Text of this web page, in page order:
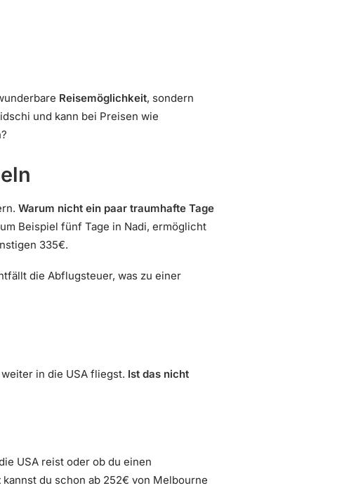
Reisemöglichkeit, sondern
und kann bei Preisen wie
Warum nicht ein paar traumhafte Tage
Beispiel fünf Tage in Nadi, ermöglicht
335€.
die Abflugsteuer, was zu einer
in die USA fliegst. Ist das nicht
USA reist oder ob du einen
kannst du schon ab 252€ von Melbourne